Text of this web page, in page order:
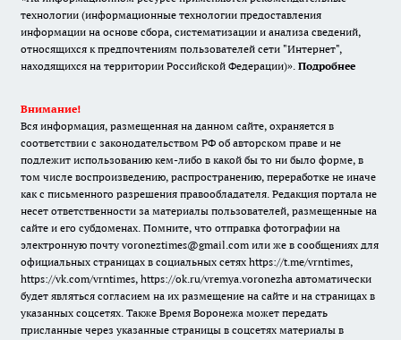
технологии (информационные технологии предоставления
информации на основе сбора, систематизации и анализа сведений,
относящихся к предпочтениям пользователей сети "Интернет",
находящихся на территории Российской Федерации)». Подробнее
Внимание!
Вся информация, размещенная на данном сайте, охраняется в
соответствии с законодательством РФ об авторском праве и не
подлежит использованию кем-либо в какой бы то ни было форме, в
том числе воспроизведению, распространению, переработке не иначе
как с письменного разрешения правообладателя. Редакция портала не
несет ответственности за материалы пользователей, размещенные на
сайте и его субдоменах. Помните, что отправка фотографии на
электронную почту voroneztimes@gmail.com или же в сообщениях для
официальных страницах в социальных сетях https://t.me/vrntimes,
https://vk.com/vrntimes, https://ok.ru/vremya.voronezha автоматически
будет являться согласием на их размещение на сайте и на страницах в
указанных соцсетях. Также Время Воронежа может передать
присланные через указанные страницы в соцсетях материалы в